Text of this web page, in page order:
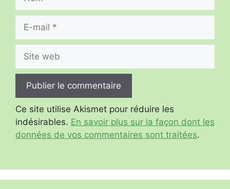
mail
web
Ce site utilise Akismet pour réduire les
indésirables. En savoir plus sur la façon dont les
données de vos commentaires sont traitées.